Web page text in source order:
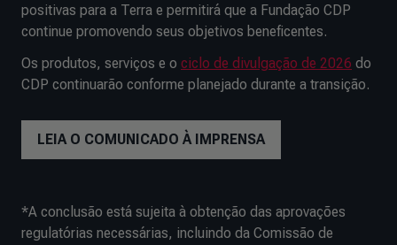
positivas para a Terra e permitirá que a Fundação CDP
continue promovendo seus objetivos beneficentes.
Os produtos, serviços e o ciclo de divulgação de 2026 do
CDP continuarão conforme planejado durante a transição.
LEIA O COMUNICADO À IMPRENSA
*A conclusão está sujeita à obtenção das aprovações
regulatórias necessárias, incluindo da Comissão de